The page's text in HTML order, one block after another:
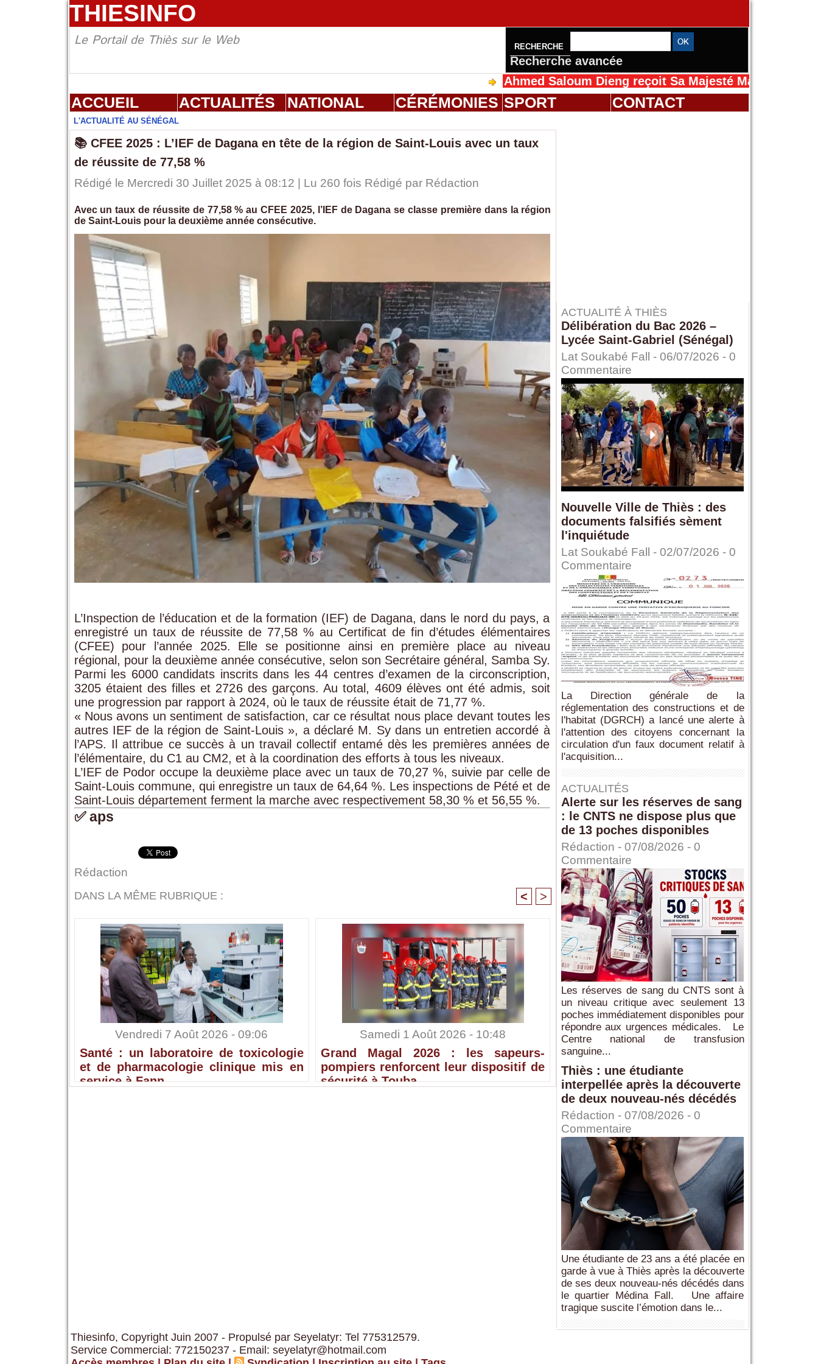
THIESINFO
Le Portail de Thiès sur le Web RECHERCHE
Recherche avancée
Ahmed Saloum Dieng reçoit Sa Majesté Mansah Cissé au
ACCUEIL ACTUALITÉS NATIONAL CÉRÉMONIES SPORT CONTACT
L'ACTUALITÉ AU SÉNÉGAL
📚 CFEE 2025 : L’IEF de Dagana en tête de la région de Saint-Louis avec un taux
de réussite de 77,58 %
Rédigé le Mercredi 30 Juillet 2025 à 08:12 | Lu 260 fois Rédigé par Rédaction
Avec un taux de réussite de 77,58 % au CFEE 2025, l’IEF de Dagana se classe première dans la région
de Saint-Louis pour la deuxième année consécutive.
L’Inspection de l’éducation et de la formation (IEF) de Dagana, dans le nord du pays, a
enregistré un taux de réussite de 77,58 % au Certificat de fin d’études élémentaires
(CFEE) pour l’année 2025. Elle se positionne ainsi en première place au niveau
régional, pour la deuxième année consécutive, selon son Secrétaire général, Samba Sy.
Parmi les 6000 candidats inscrits dans les 44 centres d’examen de la circonscription,
3205 étaient des filles et 2726 des garçons. Au total, 4609 élèves ont été admis, soit
une progression par rapport à 2024, où le taux de réussite était de 71,77 %.
« Nous avons un sentiment de satisfaction, car ce résultat nous place devant toutes les
autres IEF de la région de Saint-Louis », a déclaré M. Sy dans un entretien accordé à
l’APS. Il attribue ce succès à un travail collectif entamé dès les premières années de
l’élémentaire, du C1 au CM2, et à la coordination des efforts à tous les niveaux.
L’IEF de Podor occupe la deuxième place avec un taux de 70,27 %, suivie par celle de
Saint-Louis commune, qui enregistre un taux de 64,64 %. Les inspections de Pété et de
Saint-Louis département ferment la marche avec respectivement 58,30 % et 56,55 %.
✅ aps
Rédaction
DANS LA MÊME RUBRIQUE : < >
Vendredi 7 Août 2026 - 09:06
Santé : un laboratoire de toxicologie
et de pharmacologie clinique mis en
service à Fann
Samedi 1 Août 2026 - 10:48
Grand Magal 2026 : les sapeurs-
pompiers renforcent leur dispositif de
sécurité à Touba
ACTUALITÉ À THIÈS
Délibération du Bac 2026 –
Lycée Saint-Gabriel (Sénégal)
Lat Soukabé Fall - 06/07/2026 - 0
Commentaire
Nouvelle Ville de Thiès : des
documents falsifiés sèment
l'inquiétude
Lat Soukabé Fall - 02/07/2026 - 0
Commentaire
La Direction générale de la
réglementation des constructions et de
l'habitat (DGRCH) a lancé une alerte à
l'attention des citoyens concernant la
circulation d'un faux document relatif à
l'acquisition...
ACTUALITÉS
Alerte sur les réserves de sang
: le CNTS ne dispose plus que
de 13 poches disponibles
Rédaction - 07/08/2026 - 0
Commentaire
Les réserves de sang du CNTS sont à
un niveau critique avec seulement 13
poches immédiatement disponibles pour
répondre aux urgences médicales. Le
Centre national de transfusion
sanguine...
Thiès : une étudiante
interpellée après la découverte
de deux nouveau-nés décédés
Rédaction - 07/08/2026 - 0
Commentaire
Une étudiante de 23 ans a été placée en
garde à vue à Thiès après la découverte
de ses deux nouveau-nés décédés dans
le quartier Médina Fall. Une affaire
tragique suscite l’émotion dans le...
Thiesinfo, Copyright Juin 2007 - Propulsé par Seyelatyr: Tel 775312579.
Service Commercial: 772150237 - Email: seyelatyr@hotmail.com